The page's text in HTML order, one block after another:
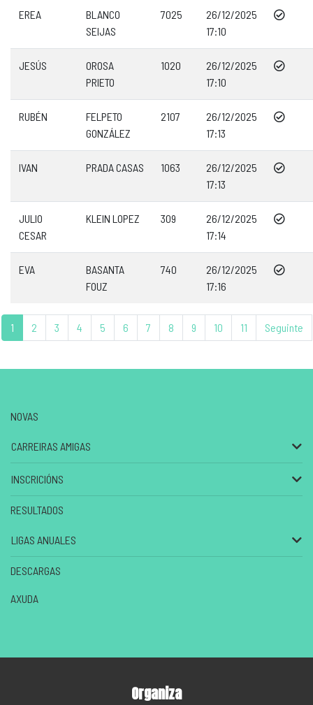
EREA
BLANCO
SEIJAS
7025
26/12/2025
17:10
JESÚS
OROSA
PRIETO
1020
26/12/2025
17:10
RUBÉN
FELPETO
GONZÁLEZ
2107
26/12/2025
17:13
IVAN PRADA CASAS 1063
26/12/2025
17:13
JULIO
CESAR
KLEIN LOPEZ 309
26/12/2025
17:14
EVA
BASANTA
FOUZ
740
26/12/2025
17:16
1 2 3 4 5 6 7 8 9 10 11 Seguinte
NOVAS
CARREIRAS AMIGAS
INSCRICIÓNS
RESULTADOS
LIGAS ANUALES
DESCARGAS
AXUDA
Organiza